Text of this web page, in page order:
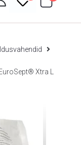
Xtra L